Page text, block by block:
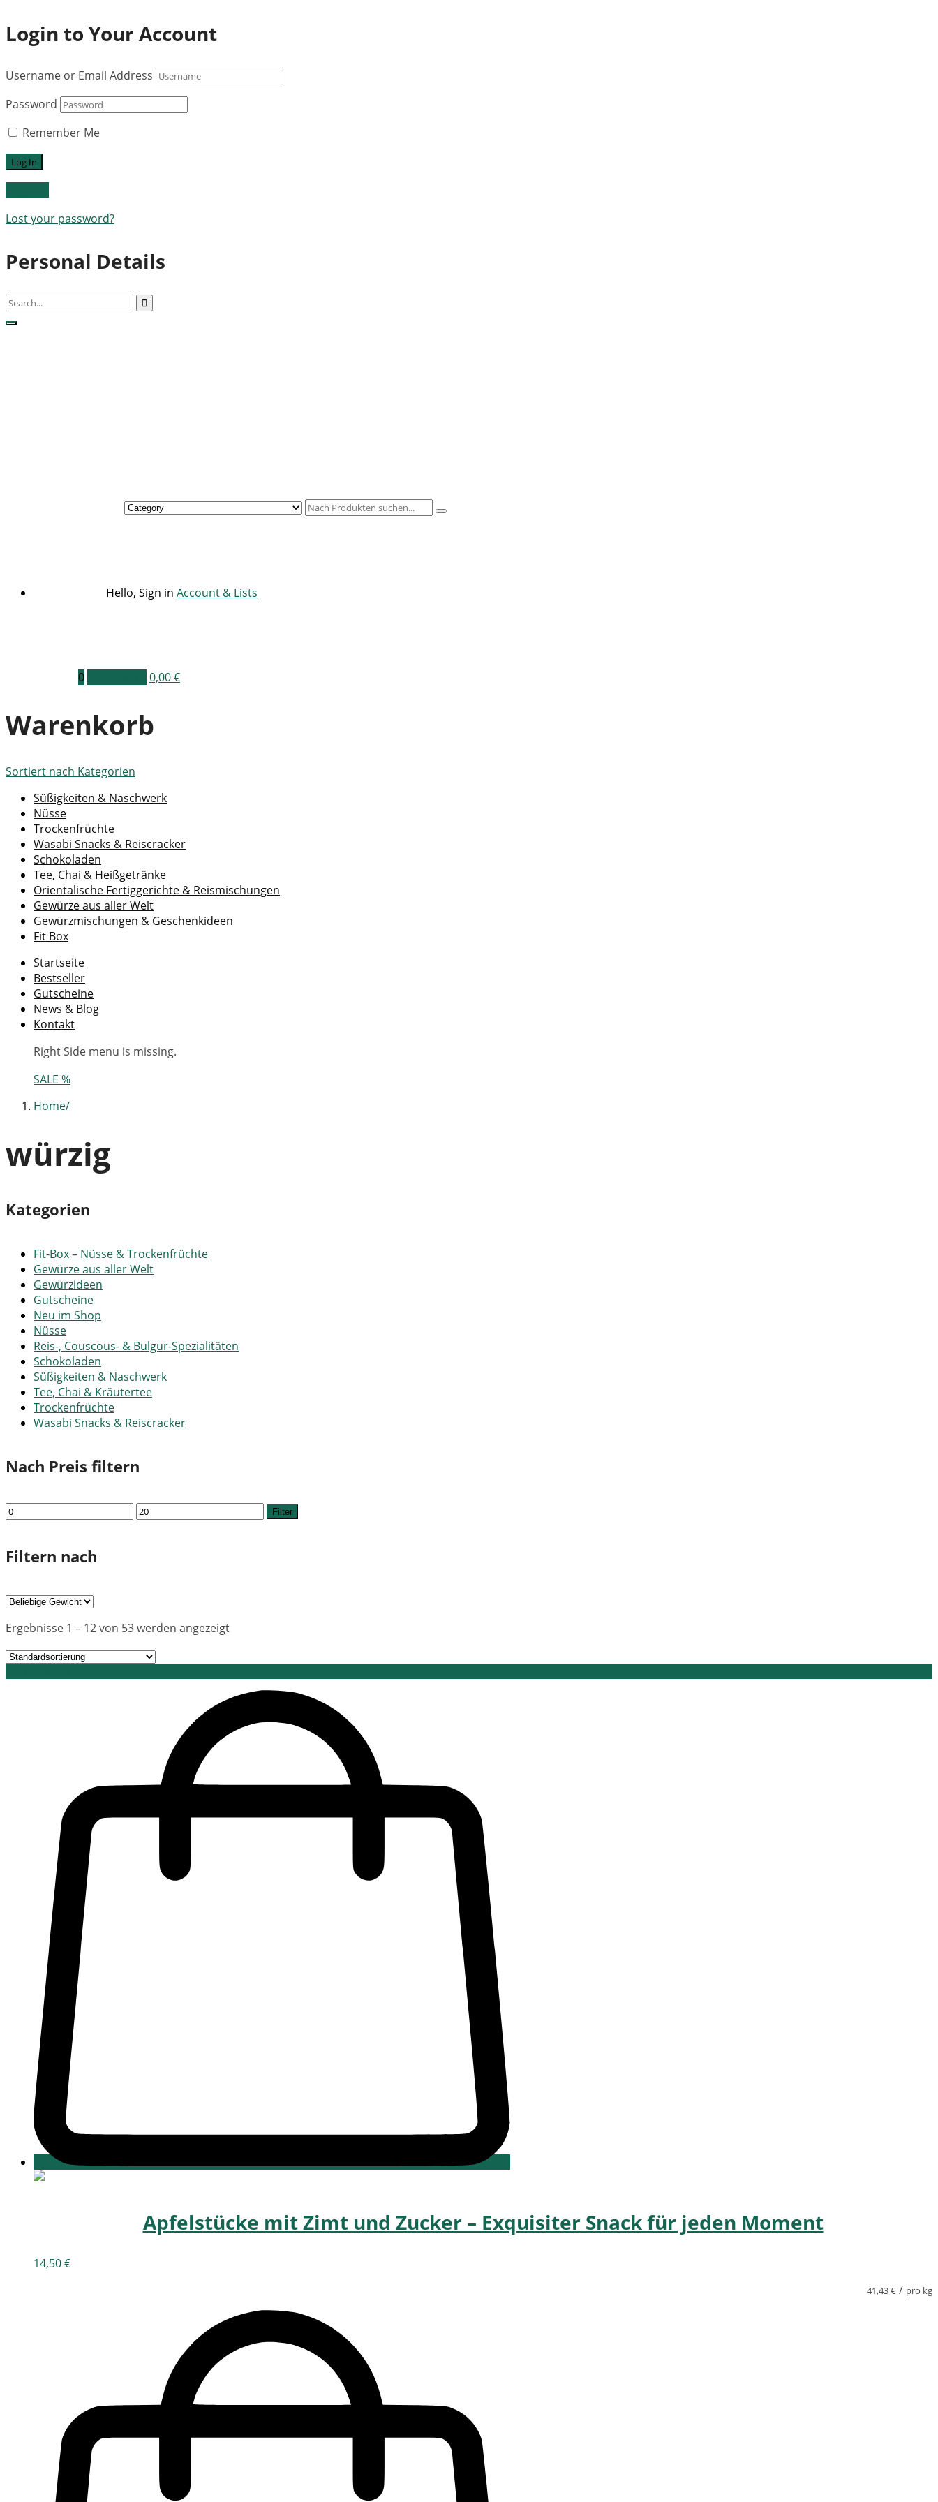
Login to Your Account
Username or Email Address
Password
Remember Me
Lost your password?
Personal Details
Hello, Sign in Account & Lists
0 0,00€
Warenkorb
Sortiert nach Kategorien
Süßigkeiten & Naschwerk
Nüsse
Trockenfrüchte
Wasabi Snacks & Reiscracker
Schokoladen
Tee, Chai & Heißgetränke
Orientalische Fertiggerichte & Reismischungen
Gewürze aus aller Welt
Gewürzmischungen & Geschenkideen
Fit Box
Startseite
Bestseller
Gutscheine
News & Blog
Kontakt
Right Side menu is missing.
SALE %
Home
würzig
Kategorien
Fit-Box – Nüsse & Trockenfrüchte
Gewürze aus aller Welt
Gewürzideen
Gutscheine
Neu im Shop
Nüsse
Reis-, Couscous- & Bulgur-Spezialitäten
Schokoladen
Süßigkeiten & Naschwerk
Tee, Chai & Kräutertee
Trockenfrüchte
Wasabi Snacks & Reiscracker
Nach Preis filtern
Min.
Max.
Filter
Filtern nach
Ergebnisse 1 – 12 von 53 werden angezeigt
Apfelstücke mit Zimt und Zucker – Exquisiter Snack für jeden Moment
14,50€
41,43€ / pro kg